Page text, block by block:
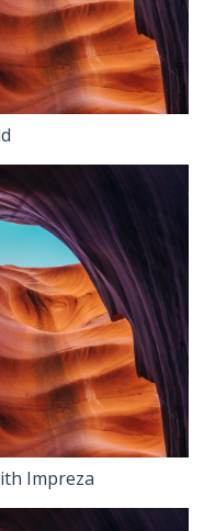
Impreza